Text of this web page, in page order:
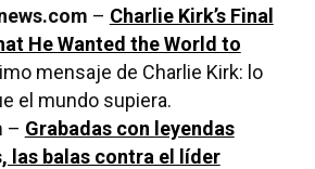
– Charlie Kirk’s Final
He Wanted the World to
mensaje de Charlie Kirk: lo
el mundo supiera.
– Grabadas con leyendas
las balas contra el líder